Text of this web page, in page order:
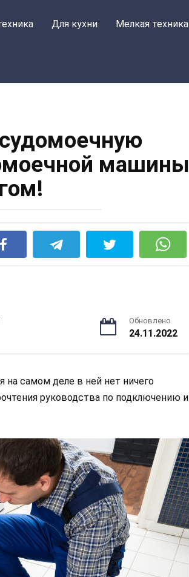
Для кухни Мелкая техника
машины
Обновлено
24.11.2022
самом деле в ней нет ничего
руководства по подключению и